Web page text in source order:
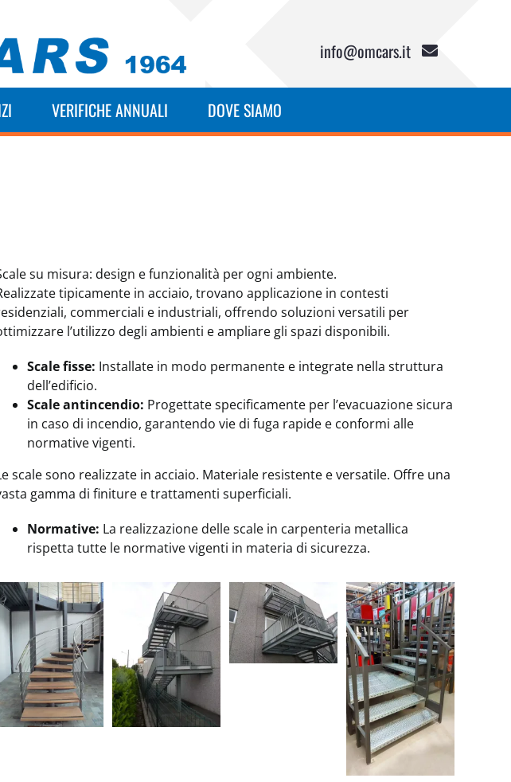
info@omcars.it
VERIFICHE ANNUALI DOVE SIAMO
su misura: design e funzionalità per ogni ambiente.
tipicamente in acciaio, trovano applicazione in contesti
commerciali e industriali, offrendo soluzioni versatili per
l’utilizzo degli ambienti e ampliare gli spazi disponibili.
Scale fisse: Installate in modo permanente e integrate nella struttura
dell’edificio.
Scale antincendio: Progettate specificamente per l’evacuazione sicura
in caso di incendio, garantendo vie di fuga rapide e conformi alle
normative vigenti.
scale sono realizzate in acciaio. Materiale resistente e versatile. Offre una
gamma di finiture e trattamenti superficiali.
Normative: La realizzazione delle scale in carpenteria metallica
rispetta tutte le normative vigenti in materia di sicurezza.